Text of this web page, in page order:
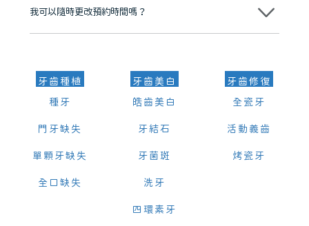
我可以隨時更改預約時間嗎？
可以，請盡早通過wechat或whatsapp聯絡我們，告知我們你原本預約
牙齒種植
種牙
門牙缺失
單顆牙缺失
全口缺失
牙齒美白
皓齒美白
牙結石
牙菌斑
洗牙
四環素牙
牙齒修復
全瓷牙
活動義齒
烤瓷牙